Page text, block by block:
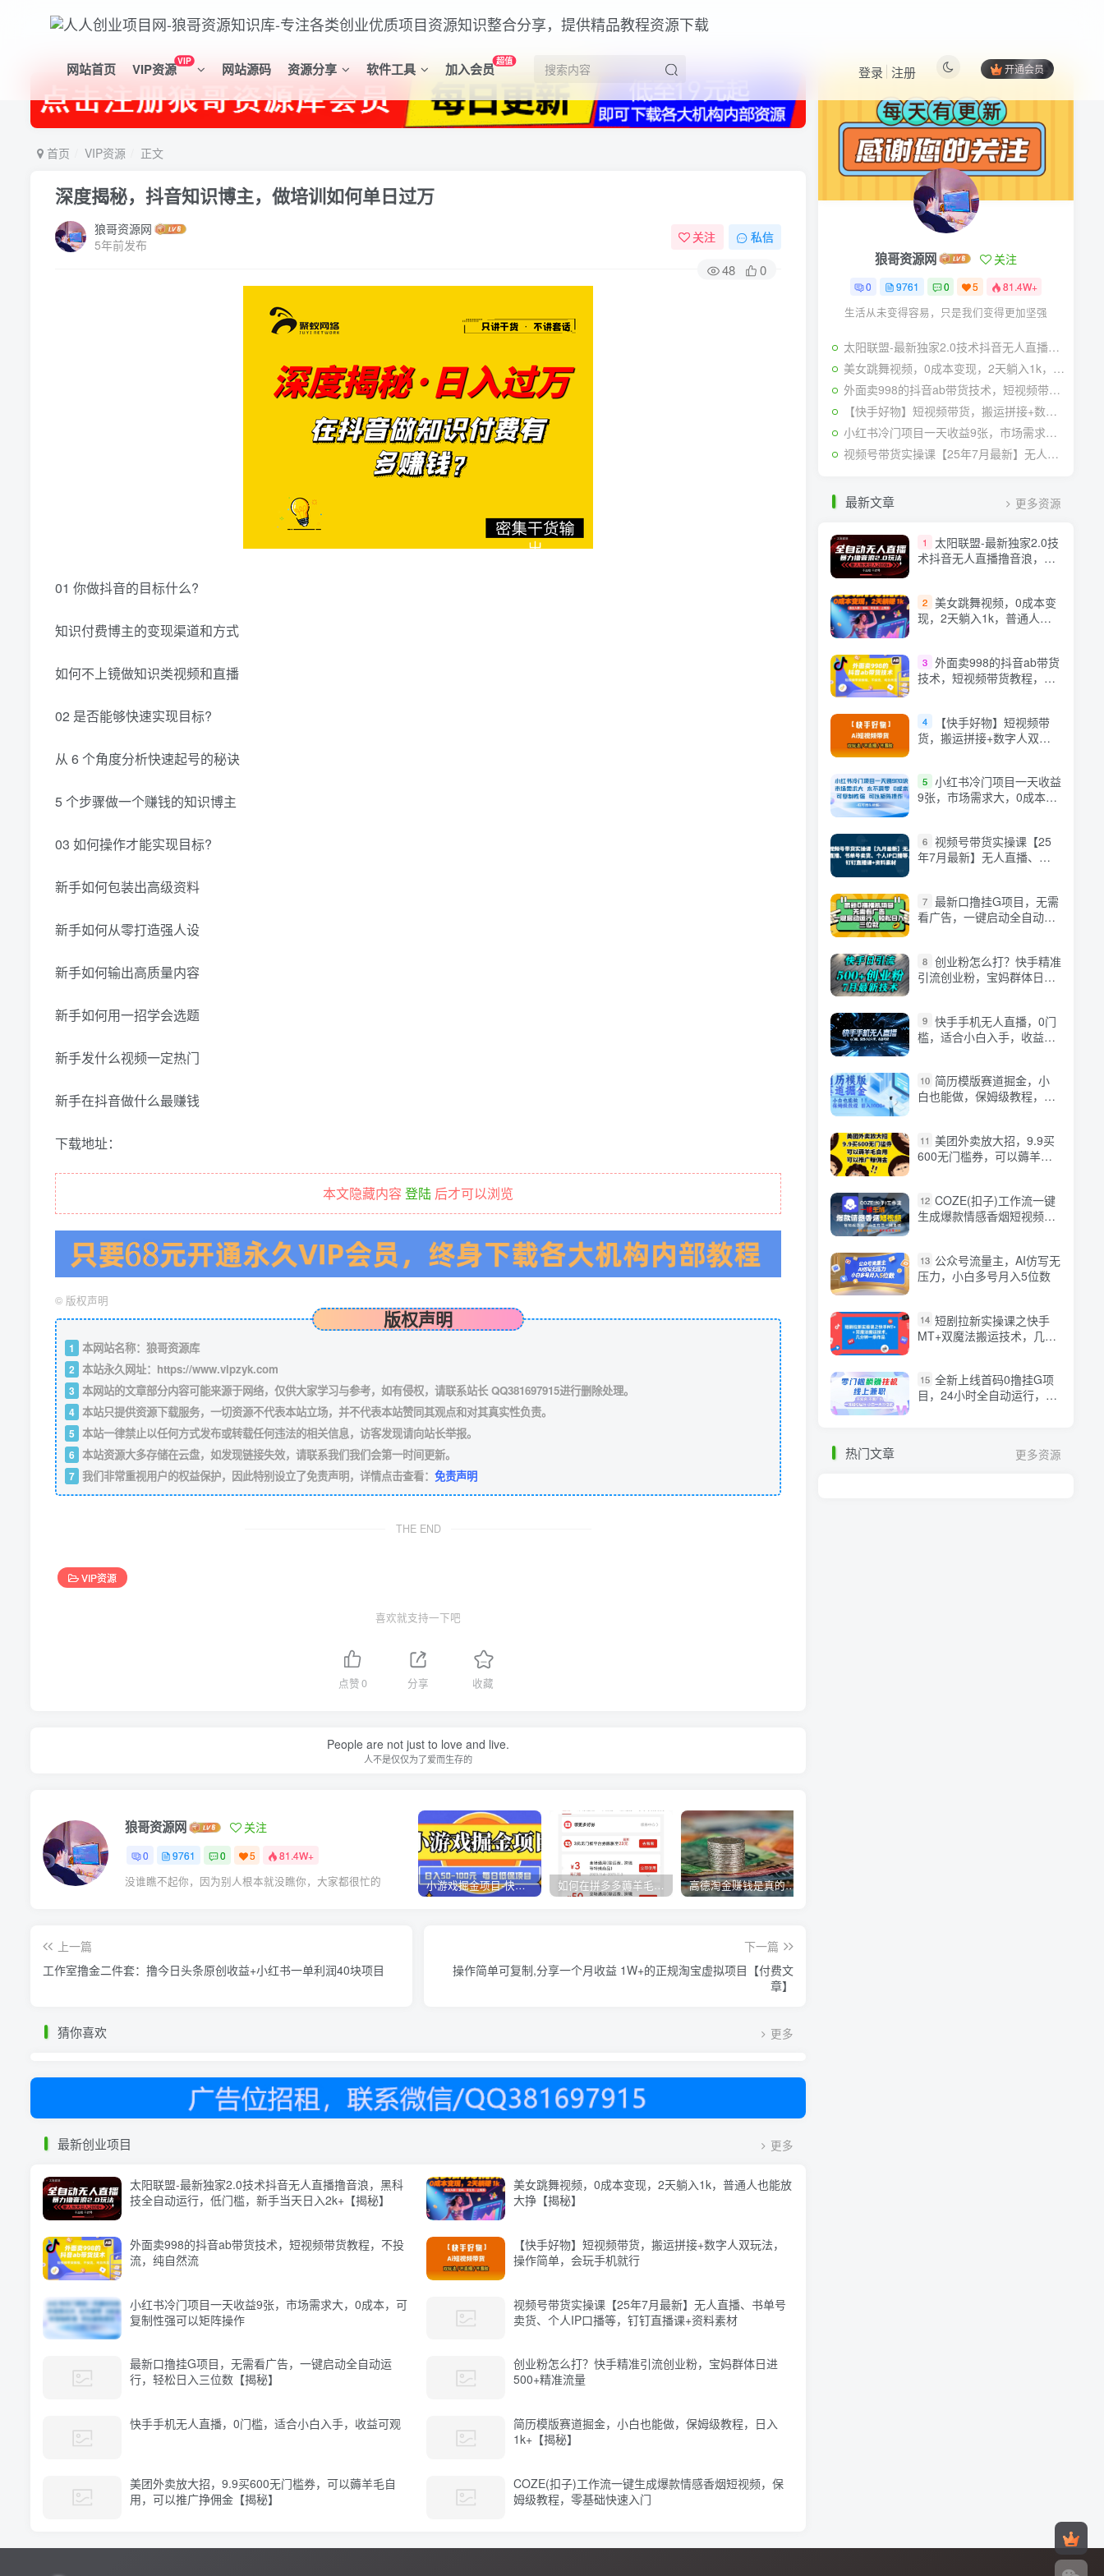
网站首页 VIP资源VIP 网站源码 资源分享 软件工具 加入会员超值
开通会员
登录 注册
首页 VIP资源 正文
深度揭秘，抖音知识博主，做培训如何单日过万
狼哥资源网
5年前发布
关注 私信
48 0
01 你做抖音的目标什么?
知识付费博主的变现渠道和方式
如何不上镜做知识类视频和直播
02 是否能够快速实现目标?
从 6 个角度分析快速起号的秘诀
5 个步骤做一个赚钱的知识博主
03 如何操作才能实现目标?
新手如何包装出高级资料
新手如何从零打造强人设
新手如何输出高质量内容
新手如何用一招学会选题
新手发什么视频一定热门
新手在抖音做什么最赚钱
下载地址：
本文隐藏内容 登陆 后才可以浏览
© 版权声明
版权声明
1 本网站名称：狼哥资源库
2 本站永久网址： https://www.vipzyk.com
3 本网站的文章部分内容可能来源于网络，仅供大家学习与参考，如有侵权，请联系站长 QQ381697915进行删除处理。
4 本站只提供资源下载服务，一切资源不代表本站立场，并不代表本站赞同其观点和对其真实性负责。
5 本站一律禁止以任何方式发布或转载任何违法的相关信息，访客发现请向站长举报。
6 本站资源大多存储在云盘，如发现链接失效，请联系我们我们会第一时间更新。
7 我们非常重视用户的权益保护，因此特别设立了免责声明，详情点击查看： 免责声明
THE END
VIP资源
喜欢就支持一下吧
点赞0 分享 收藏
People are not just to love and live.
人不是仅仅为了爱而生存的
狼哥资源网 关注
0 9761 0 5 81.4W+
没谁瞧不起你，因为别人根本就没瞧你，大家都很忙的 小游戏掘金项目-快手商业养机教程（小游戏养机） 如何在拼多多薅羊毛，教你撸品台无门槛优惠券，一单利润50-300！ 高德淘金赚钱是真的吗，拍照就能赚钱？大神拍拍照片就赚了140W！
上一篇
工作室撸金二件套：撸今日头条原创收益+小红书一单利润40块项目
下一篇
操作简单可复制,分享一个月收益 1W+的正规淘宝虚拟项目【付费文
章】
猜你喜欢 更多
最新创业项目 更多
太阳联盟-最新独家2.0技术抖音无人直播撸音浪，黑科
技全自动运行，低门槛，新手当天日入2k+【揭秘】
美女跳舞视频，0成本变现，2天躺入1k，普通人也能放
大挣【揭秘】
外面卖998的抖音ab带货技术，短视频带货教程，不投
流，纯自然流
【快手好物】短视频带货，搬运拼接+数字人双玩法，
操作简单，会玩手机就行
小红书冷门项目一天收益9张，市场需求大，0成本，可
复制性强可以矩阵操作
视频号带货实操课【25年7月最新】无人直播、书单号
卖货、个人IP口播等，钉钉直播课+资料素材
最新口撸挂G项目，无需看广告，一键启动全自动运
行，轻松日入三位数【揭秘】
创业粉怎么打？快手精准引流创业粉，宝妈群体日进
500+精准流量
快手手机无人直播，0门槛，适合小白入手，收益可观
简历模版赛道掘金，小白也能做，保姆级教程，日入
1k+【揭秘】
美团外卖放大招，9.9买600无门槛券，可以薅羊毛自
用，可以推广挣佣金【揭秘】
COZE(扣子)工作流一键生成爆款情感香烟短视频，保
姆级教程，零基础快速入门
热门文章 更多资源
狼哥资源网 关注
0 9761 0 5 81.4W+
生活从未变得容易，只是我们变得更加坚强
太阳联盟-最新独家2.0技术抖音无人直播撸音浪，黑科技全自动运行，低门槛，新手当天日入2k+【揭秘】
美女跳舞视频，0成本变现，2天躺入1k，普通人也能放大挣【揭秘】
外面卖998的抖音ab带货技术，短视频带货教程，不投流，纯自然流
【快手好物】短视频带货，搬运拼接+数字人双玩法，操作简单，会玩手机就行
小红书冷门项目一天收益9张，市场需求大，0成本，可复制性强可以矩阵操作
视频号带货实操课【25年7月最新】无人直播、书单号卖货、个人IP口播等，钉钉直播课+资料素材
最新文章 更多资源
1
太阳联盟-最新独家2.0技
术抖音无人直播撸音浪，黑
2 美女跳舞视频，0成本变
现，2天躺入1k，普通人也
3 外面卖998的抖音ab带货
技术，短视频带货教程，不
4
【快手好物】短视频带
货，搬运拼接+数字人双玩
5 小红书冷门项目一天收益
9张，市场需求大，0成本，
6 视频号带货实操课【25
年7月最新】无人直播、书
7 最新口撸挂G项目，无需
看广告，一键启动全自动运
8 创业粉怎么打？快手精准
引流创业粉，宝妈群体日进
9 快手手机无人直播，0门
槛，适合小白入手，收益可
10 简历模版赛道掘金，小
白也能做，保姆级教程，日
11 美团外卖放大招，9.9买
600无门槛券，可以薅羊毛
12 COZE(扣子)工作流一键
生成爆款情感香烟短视频，
13 公众号流量主，AI仿写无
压力，小白多号月入5位数
14 短剧拉新实操课之快手
MT+双魔法搬运技术，几分
15 全新上线首码0撸挂G项
目，24小时全自动运行，，
热门文章 更多资源